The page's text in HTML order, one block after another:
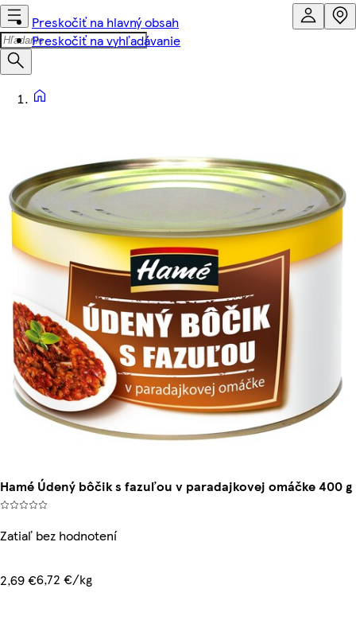
Preskočiť na hlavný obsah
Preskočiť na vyhľadávanie
Hamé Údený bôčik s fazuľou v paradajkovej omáčke 400 g
Zatiaľ bez hodnotení
2,69 €6,72 €/kg